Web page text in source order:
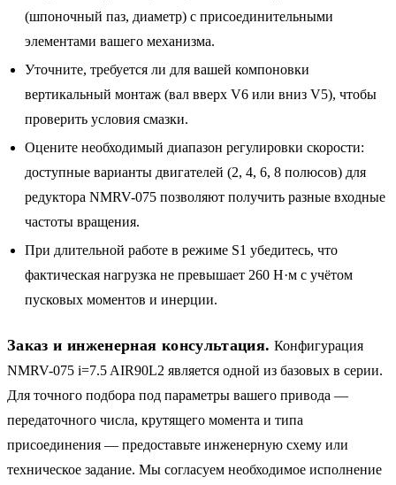
(шпоночный паз, диаметр) с присоединительными
элементами вашего механизма.
Уточните, требуется ли для вашей компоновки
вертикальный монтаж (вал вверх V6 или вниз V5), чтобы
проверить условия смазки.
Оцените необходимый диапазон регулировки скорости:
доступные варианты двигателей (2, 4, 6, 8 полюсов) для
редуктора NMRV-075 позволяют получить разные входные
частоты вращения.
При длительной работе в режиме S1 убедитесь, что
фактическая нагрузка не превышает 260 Н·м с учётом
пусковых моментов и инерции.
Заказ и инженерная консультация. Конфигурация
NMRV-075 i=7.5 AIR90L2 является одной из базовых в серии.
Для точного подбора под параметры вашего привода —
передаточного числа, крутящего момента и типа
присоединения — предоставьте инженерную схему или
техническое задание. Мы согласуем необходимое исполнение